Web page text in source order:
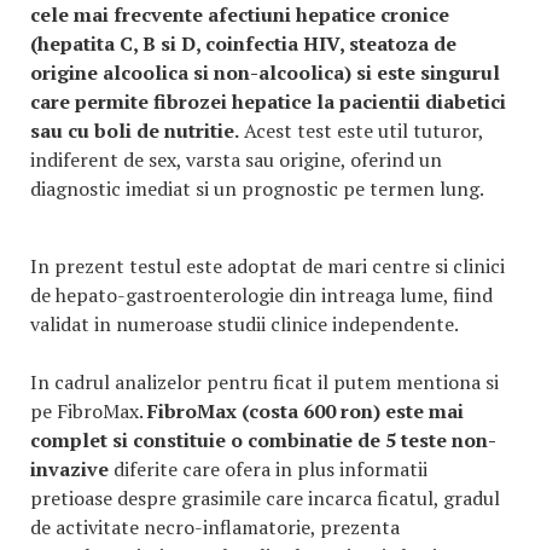
cele mai frecvente afectiuni hepatice cronice
(hepatita C, B si D, coinfectia HIV, steatoza de
origine alcoolica si non-alcoolica) si este singurul
care permite fibrozei hepatice la pacientii diabetici
sau cu boli de nutritie.Acest test este util tuturor,
indiferent de sex, varsta sau origine, oferind un
diagnostic imediat si un prognostic pe termen lung.
In prezent testul este adoptat de mari centre si clinici
de hepato-gastroenterologie din intreaga lume, fiind
validat in numeroase studii clinice independente.
In cadrul analizelor pentru ficat il putem mentiona si
pe FibroMax.FibroMax (costa 600 ron) este mai
complet si constituie o combinatie de 5 teste non-
invazive diferite care ofera in plus informatii
pretioase despre grasimile care incarca ficatul, gradul
de activitate necro-inflamatorie, prezenta